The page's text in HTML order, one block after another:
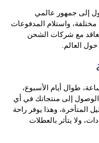
إلى جمهور عالمي
واستلام المدفوعات
مع شركات الشحن
العالم.
طوال أيام الأسبوع،
الوصول إلى منتجاتك في أي
المتأخرة، وهذا يوفر راحة
ولا يتأثر بالعطلات